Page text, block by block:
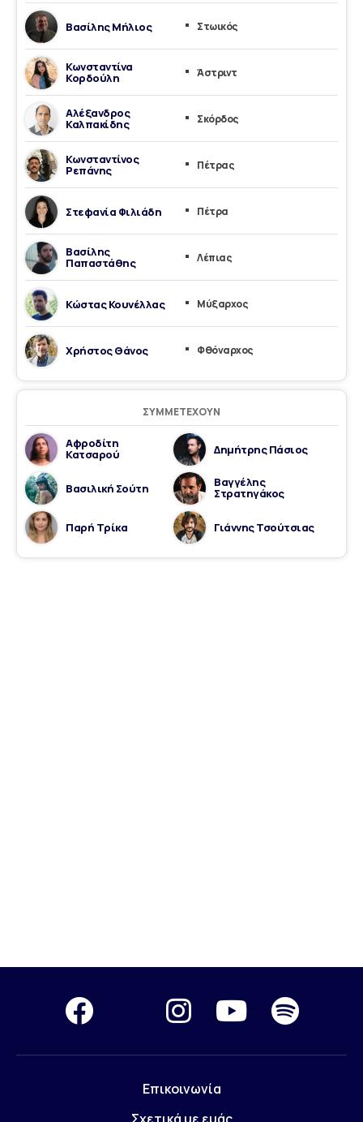
Βασίλης Μήλιος Στωικός
Κωνσταντίνα
Κορδούλη Άστριντ
Αλέξανδρος
Καλπακίδης Σκόρδος
Κωνσταντίνος
Ρεπάνης Πέτρας
Στεφανία Φιλιάδη Πέτρα
Βασίλης
Παπαστάθης Λέπιας
Κώστας Κουνέλλας Μύξαρχος
Χρήστος Θάνος Φθόναρχος
ΣΥΜΜΕΤΈΧΟΥΝ
Αφροδίτη
Κατσαρού
Βασιλική Σούτη
Παρή Τρίκα
Δημήτρης Πάσιος
Βαγγέλης
Στρατηγάκος
Γιάννης Τσούτσιας
Επικοινωνία